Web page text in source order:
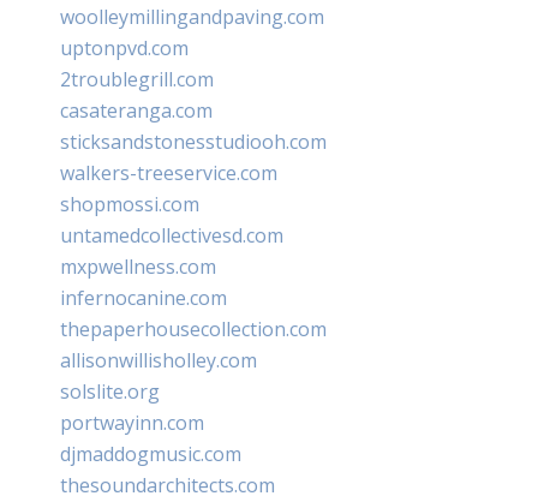
woolleymillingandpaving.com
uptonpvd.com
2troublegrill.com
casateranga.com
sticksandstonesstudiooh.com
walkers-treeservice.com
shopmossi.com
untamedcollectivesd.com
mxpwellness.com
infernocanine.com
thepaperhousecollection.com
allisonwillisholley.com
solslite.org
portwayinn.com
djmaddogmusic.com
thesoundarchitects.com